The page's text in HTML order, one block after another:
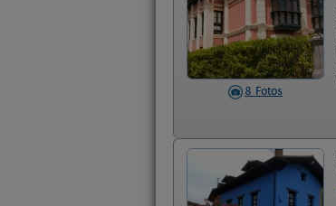
8 Fotos